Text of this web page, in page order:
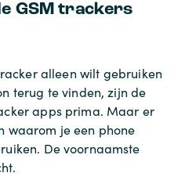
GSM trackers
alleen wilt gebruiken
terug te vinden, zijn de
apps prima. Maar er
waarom je een phone
De voornaamste